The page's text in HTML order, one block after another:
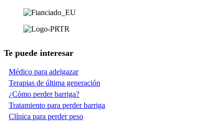
Te puede interesar
Médico para adelgazar
Terapias de última generación
¿Cómo perder barriga?
Tratamiento para perder barriga
Clínica para perder peso